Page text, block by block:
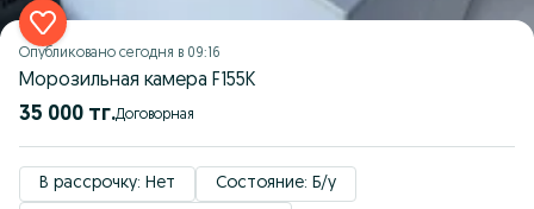
Опубликовано сегодня в 09:16
Морозильная камера F155K
35 000 тг. Договорная
В рассрочку: Нет
Состояние: Б/у